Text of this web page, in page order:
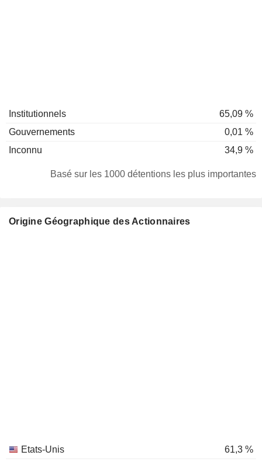
Institutionnels
65,09 %
Gouvernements
0,01 %
Inconnu
34,9 %
Basé sur les 1000 détentions les plus importantes
Origine Géographique des Actionnaires
Etats-Unis
61,3 %